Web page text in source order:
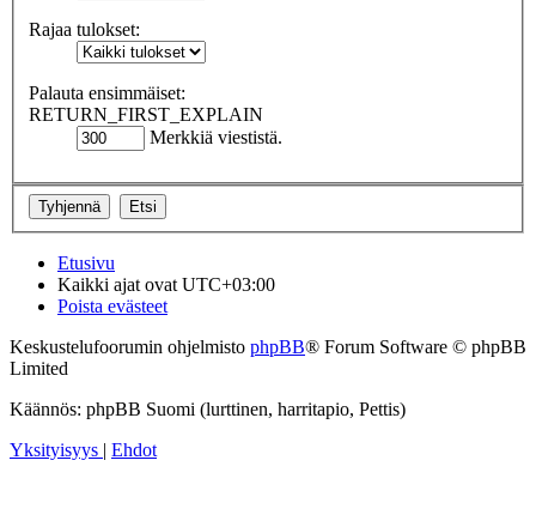
Rajaa tulokset:
Palauta ensimmäiset:
RETURN_FIRST_EXPLAIN
Merkkiä viestistä.
Etusivu
Kaikki ajat ovat UTC+03:00
Poista evästeet
Keskustelufoorumin ohjelmisto phpBB® Forum Software © phpBB
Limited
Käännös: phpBB Suomi (lurttinen, harritapio, Pettis)
Yksityisyys | Ehdot